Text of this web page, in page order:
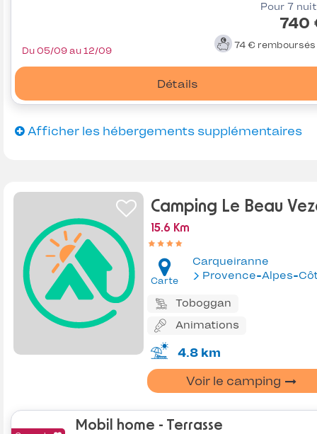
Pour 7
740
74 € remboursés
Détails
Du 05/09 au 12/09
Afficher les hébergements supplémentaires
Camping Le Beau
15.6 Km
Carte
Carqueiranne
Provence-Alpes-Côte
Toboggan
Animations
4.8 km
Voir le camping
Mobil home - Terrasse